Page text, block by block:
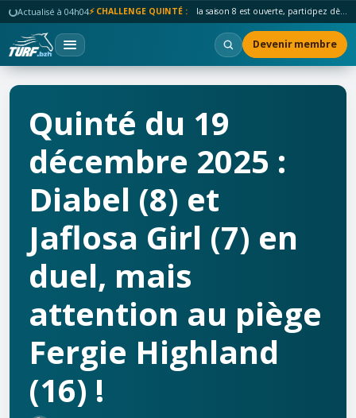
Actualisé à 04h04⚡ CHALLENGE QUINTÉ : la saison 8 est ouverte, participez dès maintenant !
Devenir membre
Quinté du 19
décembre 2025 :
Diabel (8) et
Jaflosa Girl (7) en
duel, mais
attention au piège
Fergie Highland
(16) !